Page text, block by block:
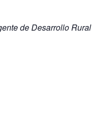
de Desarrollo Rural